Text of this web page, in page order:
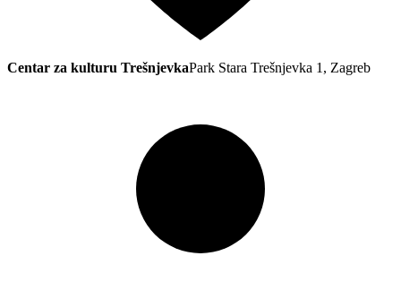
Centar za kulturu TrešnjevkaPark Stara Trešnjevka 1, Zagreb